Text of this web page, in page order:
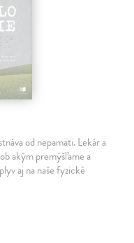
od nepamäti. Lekár a
akým premýšľame a
aj na naše fyzické